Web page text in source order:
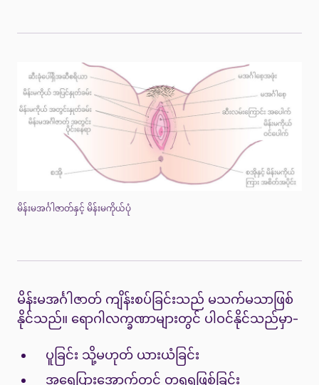
မိန်းမအင်္ဂါဇာတ်နှင့် မိန်းမကိုယ်ပုံ
မိန်းမအင်္ဂါဇာတ် ကျိန်းစပ်ခြင်းသည် မသက်မသာဖြစ်
နိုင်သည်။ ရောဂါလက္ခဏာများတွင် ပါဝင်နိုင်သည်မှာ-
ပူခြင်း သို့မဟုတ် ယားယံခြင်း
အရေပြားအောက်တွင် တရွရွဖြစ်ခြင်း